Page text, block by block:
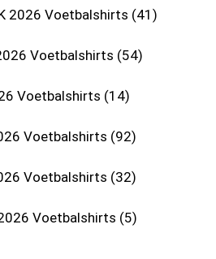
2026 Voetbalshirts 41
Voetbalshirts 54
Voetbalshirts 14
Voetbalshirts 92
Voetbalshirts 32
Voetbalshirts 5